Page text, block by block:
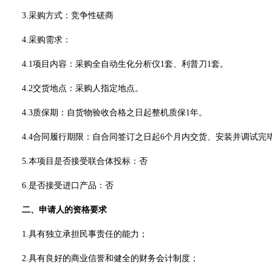
3.采购方式： 竞争性磋商
4.采购需求：
4.1项目内容： 采购全自动生化分析仪1套、利普刀1套。
4.2交货地点：采购人指定地点。
4.3质保期： 自货物验收合格之日起整机质保1年。
4.4合同履行期限 ： 自合同签订之日起6个月 内交货、安装并调试完
5.本项目是否接受联合体投标：否
6.是否接受进口产品：否
二、 申请人的资格要求
1.具有独立承担民事责任的能力；
2.具有良好的商业信誉和健全的财务会计制度；